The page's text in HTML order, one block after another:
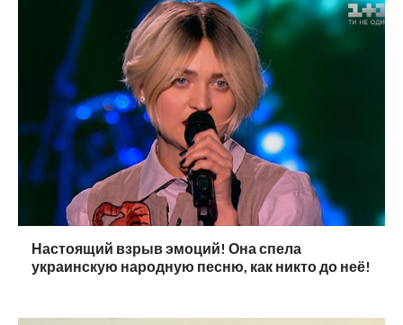
Настоящий взрыв эмоций! Она спела
украинскую народную песню, как никто до неё!